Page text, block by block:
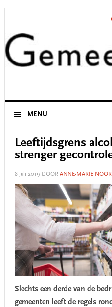
Skip
primary
navigation
Skip
content
Skip
primary
sidebar
Skip
footer
MENU
Leeftijdsgrens
strenger
8 juli 2019 DOOR ANNE-MARIE
Slechts een derde van de
gemeenten leeft de regels